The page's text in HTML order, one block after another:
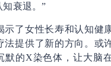
衰退。”
示了女性长寿和认知健
法提供了新的方向。或
默的X染色体，让大脑